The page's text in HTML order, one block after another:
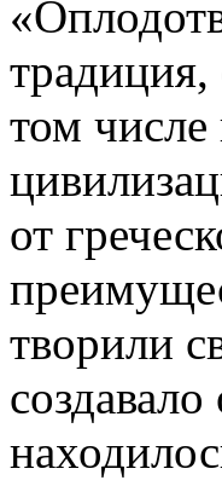
традиция,
том
от
творили